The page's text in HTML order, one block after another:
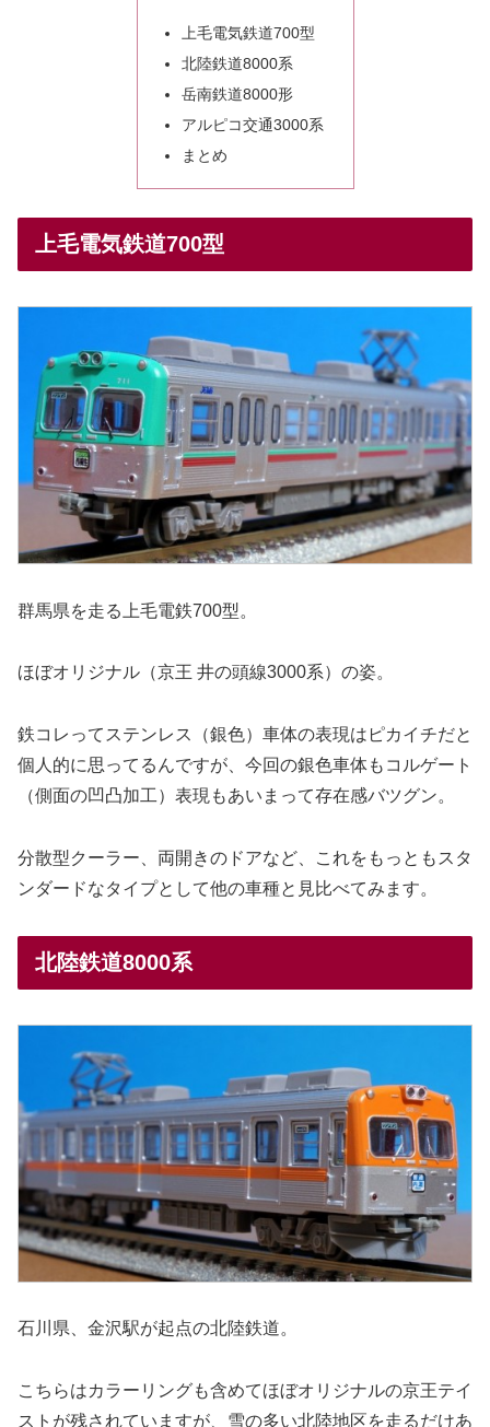
上毛電気鉄道700型
北陸鉄道8000系
岳南鉄道8000形
アルピコ交通3000系
まとめ
上毛電気鉄道700型
群馬県を走る上毛電鉄700型。
ほぼオリジナル（京王 井の頭線3000系）の姿。
鉄コレってステンレス（銀色）車体の表現はピカイチだと
個人的に思ってるんですが、今回の銀色車体もコルゲート
（側面の凹凸加工）表現もあいまって存在感バツグン。
分散型クーラー、両開きのドアなど、これをもっともスタ
ンダードなタイプとして他の車種と見比べてみます。
北陸鉄道8000系
石川県、金沢駅が起点の北陸鉄道。
こちらはカラーリングも含めてほぼオリジナルの京王テイ
ストが残されていますが、雪の多い北陸地区を走るだけあ